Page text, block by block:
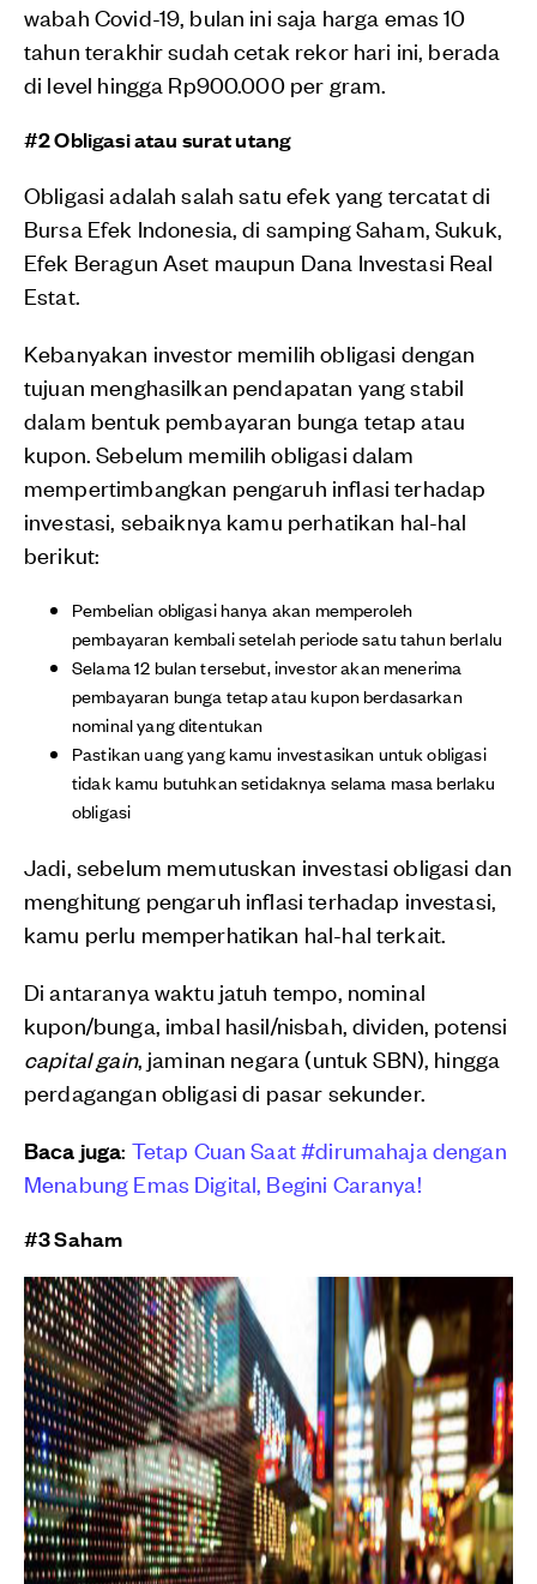
wabah Covid-19, bulan ini saja harga emas 10
tahun terakhir sudah cetak rekor hari ini, berada
di level hingga Rp900.000 per gram.
#2 Obligasi atau surat utang
Obligasi adalah salah satu efek yang tercatat di
Bursa Efek Indonesia, di samping Saham, Sukuk,
Efek Beragun Aset maupun Dana Investasi Real
Estat.
Kebanyakan investor memilih obligasi dengan
tujuan menghasilkan pendapatan yang stabil
dalam bentuk pembayaran bunga tetap atau
kupon. Sebelum memilih obligasi dalam
mempertimbangkan pengaruh inflasi terhadap
investasi, sebaiknya kamu perhatikan hal-hal
berikut:
Pembelian obligasi hanya akan memperoleh
pembayaran kembali setelah periode satu tahun berlalu
Selama 12 bulan tersebut, investor akan menerima
pembayaran bunga tetap atau kupon berdasarkan
nominal yang ditentukan
Pastikan uang yang kamu investasikan untuk obligasi
tidak kamu butuhkan setidaknya selama masa berlaku
obligasi
Jadi, sebelum memutuskan investasi obligasi dan
menghitung pengaruh inflasi terhadap investasi,
kamu perlu memperhatikan hal-hal terkait.
Di antaranya waktu jatuh tempo, nominal
kupon/bunga, imbal hasil/nisbah, dividen, potensi
capital gain, jaminan negara (untuk SBN), hingga
perdagangan obligasi di pasar sekunder.
Baca juga: Tetap Cuan Saat #dirumahaja dengan
Menabung Emas Digital, Begini Caranya!
#3 Saham